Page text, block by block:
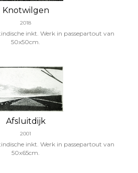
Knotwilgen
2018
inkt. Werk in passepartout van
50x50cm.
Afsluitdijk
2001
inkt. Werk in passepartout van
50x65cm.